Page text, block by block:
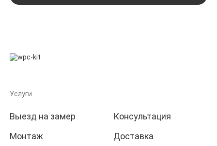
Услуги
Выезд на замер
Консультация
Монтаж
Доставка